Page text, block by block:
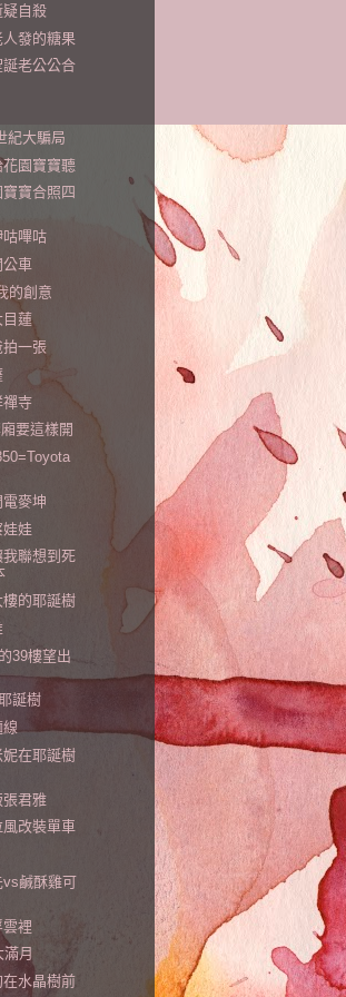
疑自殺
發的糖果
老公公合
紀大騙局
園寶寶聽
寶合照四
咕嗶咕
車
的創意
目蓮
拍一張
禪寺
要這樣開
麥坤
娃娃
聯想到死
的耶誕樹
39樓望出
誕樹
線
在耶誕樹
張君雅
改裝單車
vs鹹酥雞可
雲裡
月
水晶樹前